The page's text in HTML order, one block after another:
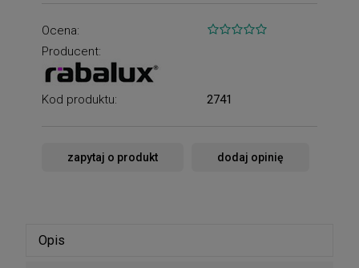
Ocena:
Producent:
Kod produktu: 2741
zapytaj o produkt dodaj opinię
Opis